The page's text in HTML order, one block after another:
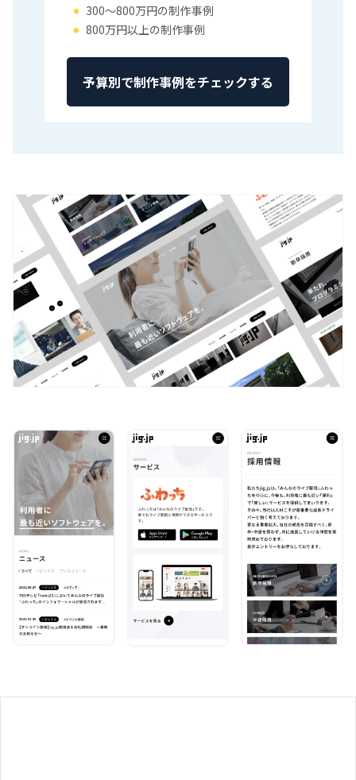
300〜800万円の制作事例
800万円以上の制作事例
予算別で制作事例をチェックする